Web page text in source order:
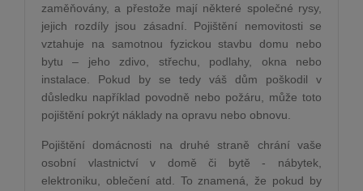
zaměňovány, a přestože mají některé společné rysy,
jejich rozdíly jsou zásadní. Pojištění nemovitosti se
vztahuje na samotnou fyzickou stavbu domu nebo
bytu – jeho zdivo, střechu, podlahy, okna nebo
instalace. Pokud by se tedy váš dům poškodil v
důsledku například povodně nebo požáru, může toto
pojištění pokrýt náklady na opravu nebo obnovu.
Pojištění domácnosti na druhé straně chrání vaše
osobní vlastnictví v domě či bytě - nábytek,
elektroniku, oblečení atd. To znamená, že pokud by